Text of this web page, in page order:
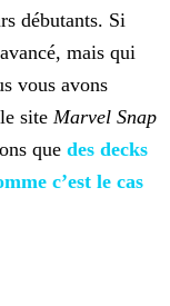
débutants. Si
mais qui
vous avons
site Marvel Snap
que des decks
c’est le cas